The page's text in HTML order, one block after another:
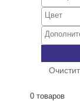
0 товаров